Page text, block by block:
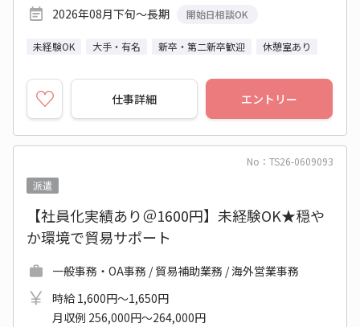
2026年08月下旬～長期
開始日相談OK
未経験OK 大手・有名 新卒・第二新卒歓迎 休憩室あり
仕事詳細 エントリー
No：TS26-0609093
派遣
【社員化実績あり＠1600円】未経験OK★穏や
か環境で貿易サポート
一般事務・OA事務 / 貿易補助業務 / 海外営業事務
時給 1,600円～1,650円
月収例 256,000円～264,000円